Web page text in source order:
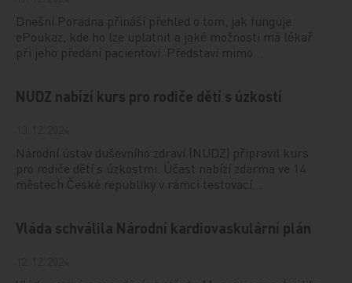
Dnešní Poradna přináší přehled o tom, jak funguje
ePoukaz, kde ho lze uplatnit a jaké možnosti má lékař
při jeho předání pacientovi. Představí mimo…
NUDZ nabízí kurs pro rodiče dětí s úzkostí
Národní ústav duševního zdraví (NUDZ) připravil kurs
pro rodiče dětí s úzkostmi. Účast nabízí zdarma ve 14
městech České republiky v rámci testovací…
Vláda schválila Národní kardiovaskulární plán